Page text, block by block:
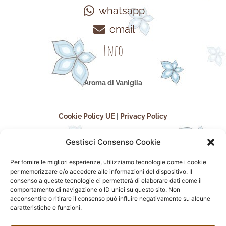
Gestisci Consenso Cookie
Per fornire le migliori esperienze, utilizziamo tecnologie come i cookie
per memorizzare e/o accedere alle informazioni del dispositivo. Il
consenso a queste tecnologie ci permetterà di elaborare dati come il
comportamento di navigazione o ID unici su questo sito. Non
acconsentire o ritirare il consenso può influire negativamente su alcune
caratteristiche e funzioni.
whatsapp
email
Info
Aroma di Vaniglia
Cookie Policy UE Privacy Policy
seguici sui social